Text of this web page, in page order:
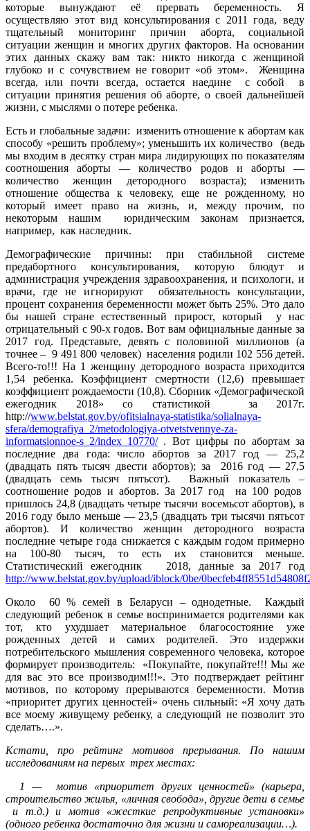
которые вынуждают её прервать беременность. Я
осуществляю этот вид консультирования с 2011 года, веду
тщательный мониторинг причин аборта, социальной
ситуации женщин и многих других факторов. На основании
этих данных скажу вам так: никто никогда с женщиной
глубоко и с сочувствием не говорит «об этом». Женщина
всегда, или почти всегда, остается наедине с собой в
ситуации принятия решения об аборте, о своей дальнейшей
жизни, с мыслями о потере ребенка.
Есть и глобальные задачи: изменить отношение к абортам как
способу «решить проблему»; уменьшить их количество (ведь
мы входим в десятку стран мира лидирующих по показателям
соотношения аборты — количество родов и аборты —
количество женщин детородного возраста); изменить
отношение общества к человеку, еще не рожденному, но
который имеет право на жизнь, и, между прочим, по
некоторым нашим юридическим законам признается,
например, как наследник.
Демографические причины: при стабильной системе
предабортного консультирования, которую блюдут и
администрация учреждения здравоохранения, и психологи, и
врачи, где не игнорируют обязательность консультации,
процент сохранения беременности может быть 25%. Это дало
бы нашей стране естественный прирост, который у нас
отрицательный с 90-х годов. Вот вам официальные данные за
2017 год. Представьте, девять с половиной миллионов (а
точнее – 9 491 800 человек) населения родили 102 556 детей.
Всего-то!!! На 1 женщину детородного возраста приходится
1,54 ребенка. Коэффициент смертности (12,6) превышает
коэффициент рождаемости (10,8). Сборник «Демографической
ежегодник 2018» со статистикой за 2017г.
http://www.belstat.gov.by/ofitsialnaya-statistika/solialnaya-
sfera/demografiya_2/metodologiya-otvetstvennye-za-
informatsionnoe-s_2/index_10770/. Вот цифры по абортам за
последние два года: число абортов за 2017 год — 25,2
(двадцать пять тысяч двести абортов); за 2016 год — 27,5
(двадцать семь тысяч пятьсот). Важный показатель –
соотношение родов и абортов. За 2017 год на 100 родов
пришлось 24,8 (двадцать четыре тысячи восемьсот абортов), в
2016 году было меньше — 23,5 (двадцать три тысячи пятьсот
абортов). И количество женщин детородного возраста
последние четыре года снижается с каждым годом примерно
на 100-80 тысяч, то есть их становится меньше.
Статистический ежегодник 2018, данные за 2017 год
http://www.belstat.gov.by/upload/iblock/0be/
Около 60 % семей в Беларуси – однодетные. Каждый
следующий ребенок в семье воспринимается родителями как
тот, кто ухудшает материальное благосостояние уже
рожденных детей и самих родителей. Это издержки
потребительского мышления современного человека, которое
формирует производитель: «Покупайте, покупайте!!! Мы же
для вас это все производим!!!». Это подтверждает рейтинг
мотивов, по которому прерываются беременности. Мотив
«приоритет других ценностей» очень сильный: «Я хочу дать
все моему живущему ребенку, а следующий не позволит это
сделать….».
Кстати, про рейтинг мотивов прерывания. По нашим
исследованиям на первых трех местах:
1 — мотив «приоритет других ценностей» (карьера,
строительство жилья, «личная свобода», другие дети в семье
и т.д.) и мотив «жесткие репродуктивные установки»
(одного ребенка достаточно для жизни и самореализации…).